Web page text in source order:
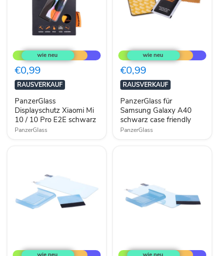
Displayschutz
Xiaomi
Mi
10
10
Pro
E2E
schwarz
€0,99
RAUSVERKAUF
PanzerGlass
Displayschutz Xiaomi Mi
10 / 10 Pro E2E schwarz
PanzerGlass
für
Samsung
Galaxy
A40
schwarz
case
friendly
€0,99
RAUSVERKAUF
PanzerGlass für
Samsung Galaxy A40
schwarz case friendly
PanzerGlass
Displayschutz
Displayschutz